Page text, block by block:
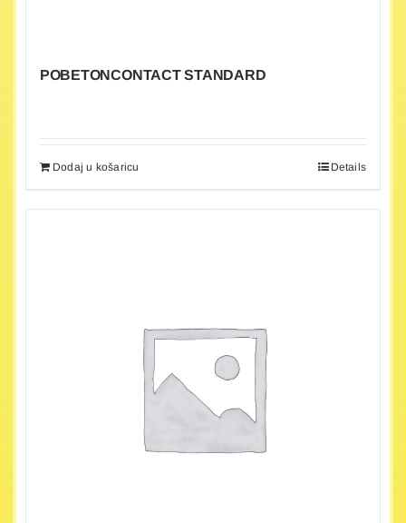
POBETONCONTACT STANDARD
Dodaj u košaricu Details